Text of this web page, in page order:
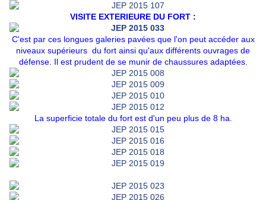
VISITE EXTERIEURE DU FORT :
C'est par ces longues galeries pavées que l'on peut accéder aux
niveaux supérieurs du fort ainsi qu'aux différents ouvrages de
défense. Il est prudent de se munir de chaussures adaptées.
La superficie totale du fort est d'un peu plus de 8 ha.